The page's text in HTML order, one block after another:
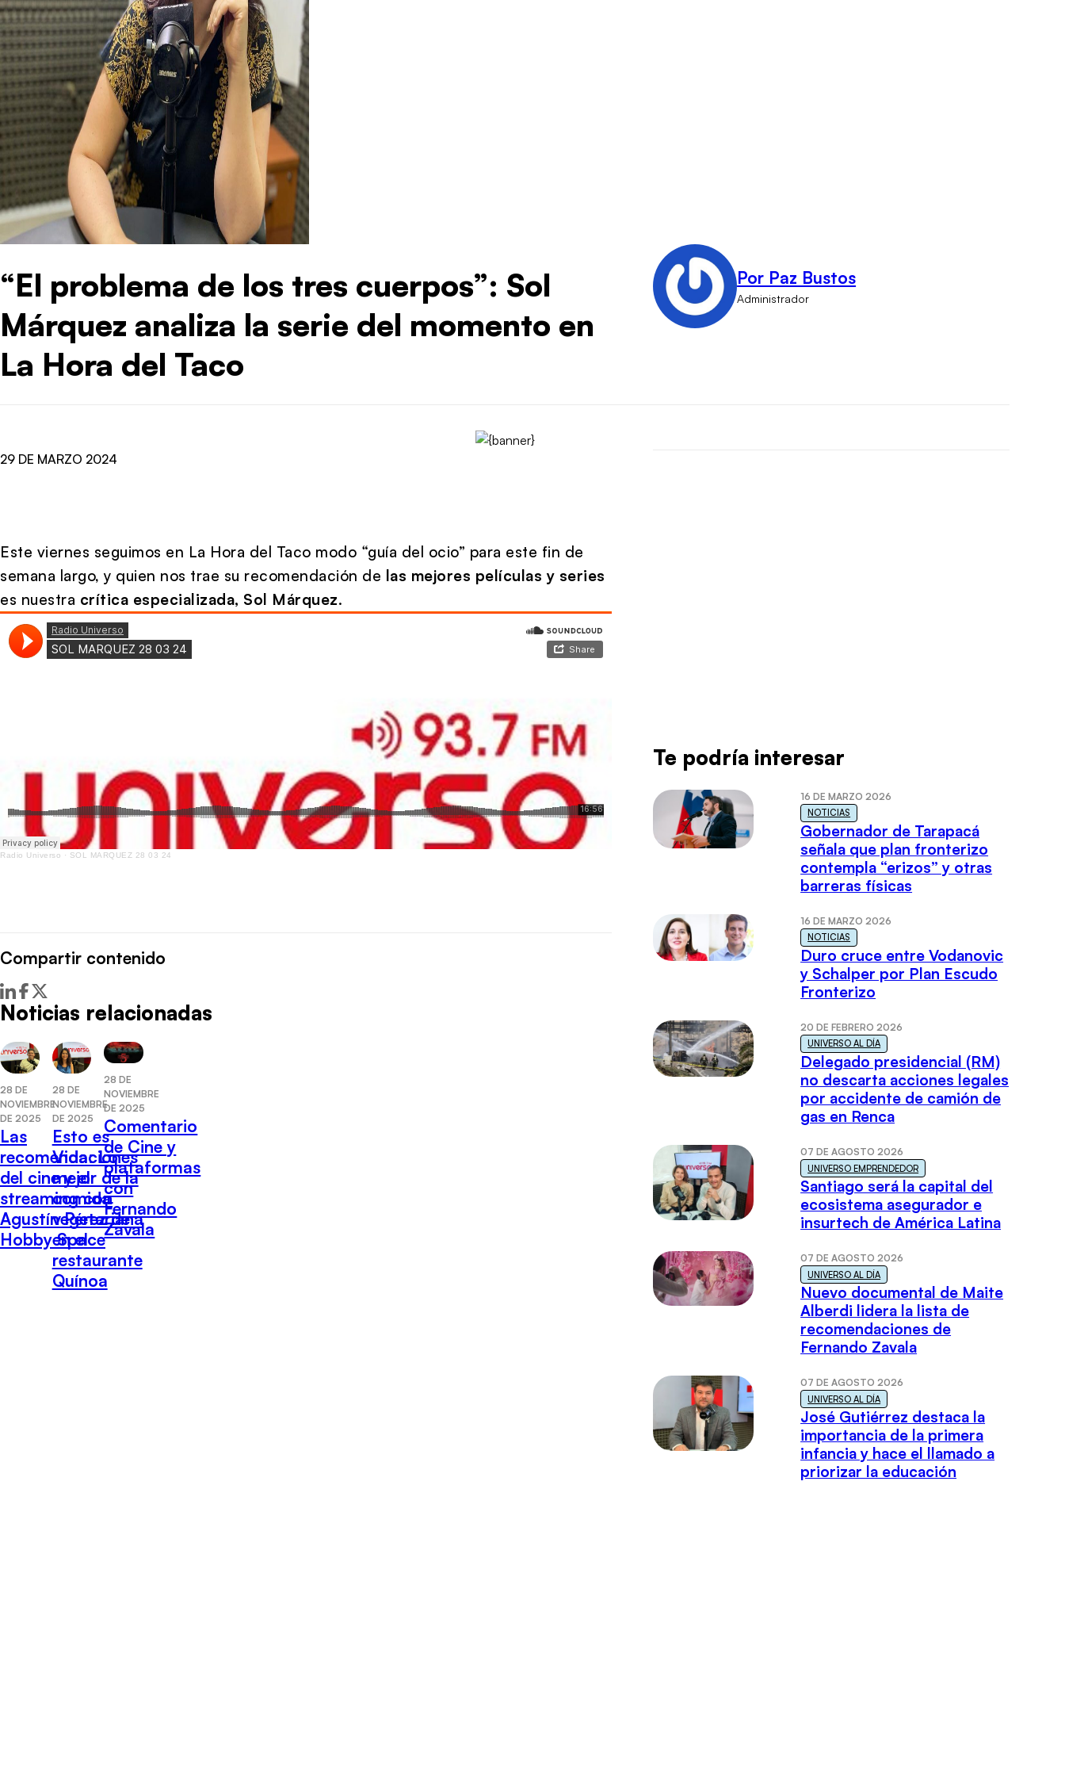
“El problema de los tres cuerpos”: Sol
Márquez analiza la serie del momento en
La Hora del Taco
Por Paz Bustos
Administrador
29 DE MARZO 2024
Este viernes seguimos en La Hora del Taco modo “guía del ocio” para este fin de
semana largo, y quien nos trae su recomendación de las mejores películas y series
es nuestra crítica especializada, Sol Márquez.
Radio Universo · SOL MARQUEZ 28 03 24
Compartir contenido
Noticias relacionadas
28 DE
NOVIEMBRE
DE 2025
Las
recomendaciones
del cine y el
streaming con
Agustín Pérez de
Hobby Space
28 DE
NOVIEMBRE
DE 2025
Esto es
Vida: Lo
mejor de la
comida
vegetariana
en el
restaurante
Quínoa
28 DE
NOVIEMBRE
DE 2025
Comentario
de Cine y
plataformas
con
Fernando
Zavala
Te podría interesar
16 DE MARZO 2026
NOTICIAS
Gobernador de Tarapacá
señala que plan fronterizo
contempla “erizos” y otras
barreras físicas
16 DE MARZO 2026
NOTICIAS
Duro cruce entre Vodanovic
y Schalper por Plan Escudo
Fronterizo
20 DE FEBRERO 2026
UNIVERSO AL DÍA
Delegado presidencial (RM)
no descarta acciones legales
por accidente de camión de
gas en Renca
07 DE AGOSTO 2026
UNIVERSO EMPRENDEDOR
Santiago será la capital del
ecosistema asegurador e
insurtech de América Latina
07 DE AGOSTO 2026
UNIVERSO AL DÍA
Nuevo documental de Maite
Alberdi lidera la lista de
recomendaciones de
Fernando Zavala
07 DE AGOSTO 2026
UNIVERSO AL DÍA
José Gutiérrez destaca la
importancia de la primera
infancia y hace el llamado a
priorizar la educación